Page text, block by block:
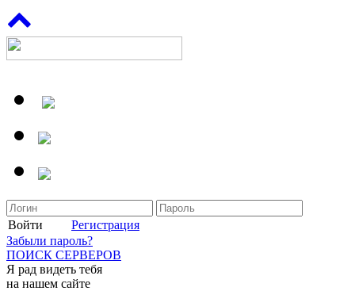
Войти
Регистрация
Забыли пароль?
ПОИСК СЕРВЕРОВ
Я рад видеть тебя
на нашем сайте